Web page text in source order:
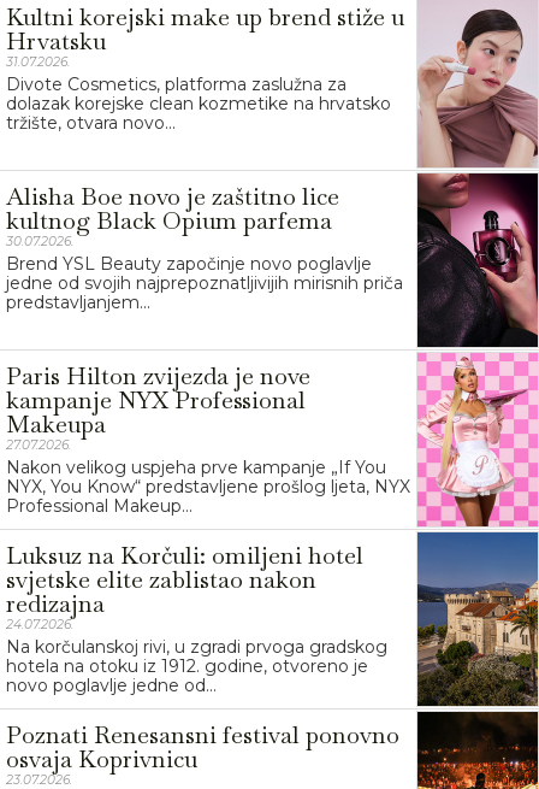
Kultni korejski make up brend stiže u
Hrvatsku
31.07.2026.
Divote Cosmetics, platforma zaslužna za
dolazak korejske clean kozmetike na hrvatsko
tržište, otvara novo...
Alisha Boe novo je zaštitno lice
kultnog Black Opium parfema
30.07.2026.
Brend YSL Beauty započinje novo poglavlje
jedne od svojih najprepoznatljivijih mirisnih priča
predstavljanjem...
Paris Hilton zvijezda je nove
kampanje NYX Professional
Makeupa
27.07.2026.
Nakon velikog uspjeha prve kampanje „If You
NYX, You Know“ predstavljene prošlog ljeta, NYX
Professional Makeup...
Luksuz na Korčuli: omiljeni hotel
svjetske elite zablistao nakon
redizajna
24.07.2026.
Na korčulanskoj rivi, u zgradi prvoga gradskog
hotela na otoku iz 1912. godine, otvoreno je
novo poglavlje jedne od...
Poznati Renesansni festival ponovno
osvaja Koprivnicu
23.07.2026.